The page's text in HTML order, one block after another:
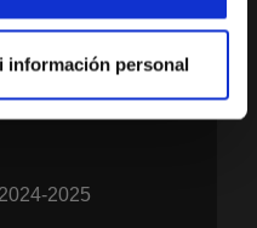
información personal
2025